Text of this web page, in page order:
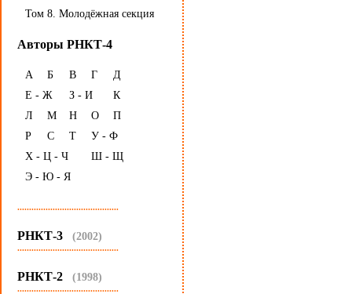
Том 8. Молодёжная секция
Авторы РНКТ-4
А Б В Г
Д
Е - Ж
З - И
К
Л
М Н О
П
Р
С Т
У - Ф
Х - Ц - Ч
Ш - Щ
Э - Ю - Я
...........................................
РНКТ-3 (2002)
...........................................
РНКТ-2 (1998)
...........................................